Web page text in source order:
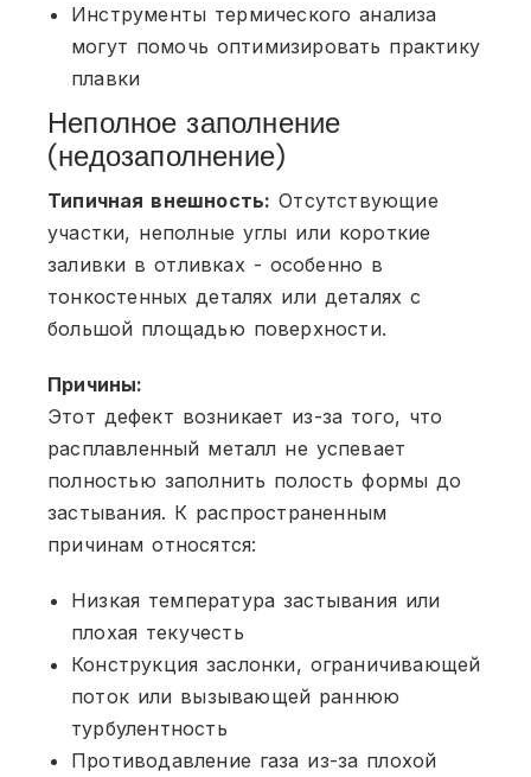
Инструменты термического анализа
могут помочь оптимизировать практику
плавки
Неполное заполнение
(недозаполнение)
Типичная внешность: Отсутствующие
участки, неполные углы или короткие
заливки в отливках - особенно в
тонкостенных деталях или деталях с
большой площадью поверхности.
Причины:
Этот дефект возникает из-за того, что
расплавленный металл не успевает
полностью заполнить полость формы до
застывания. К распространенным
причинам относятся:
Низкая температура застывания или
плохая текучесть
Конструкция заслонки, ограничивающей
поток или вызывающей раннюю
турбулентность
Противодавление газа из-за плохой